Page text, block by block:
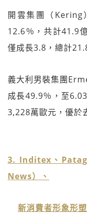
開雲集團（Kering
12.6％，共計41.9
僅成長3.8，總計
義大利男裝集團
成長49.9％，至
3,228萬歐元，優於
3. Inditex、
News）、
新消費者形象形